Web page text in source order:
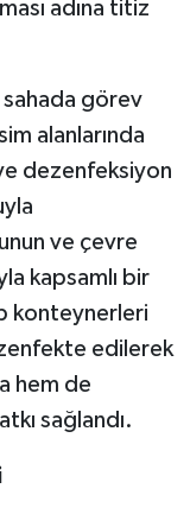
adına titiz
sahada görev
alanlarında
dezenfeksiyon
ve çevre
kapsamlı bir
konteynerleri
edilerek
hem de
sağlandı.